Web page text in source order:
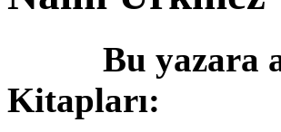
Bu yazara
Kitapları: